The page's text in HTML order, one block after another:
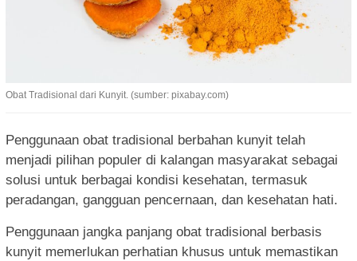
Obat Tradisional dari Kunyit. (sumber: pixabay.com)
Penggunaan obat tradisional berbahan kunyit telah
menjadi pilihan populer di kalangan masyarakat sebagai
solusi untuk berbagai kondisi kesehatan, termasuk
peradangan, gangguan pencernaan, dan kesehatan hati.
Penggunaan jangka panjang obat tradisional berbasis
kunyit memerlukan perhatian khusus untuk memastikan